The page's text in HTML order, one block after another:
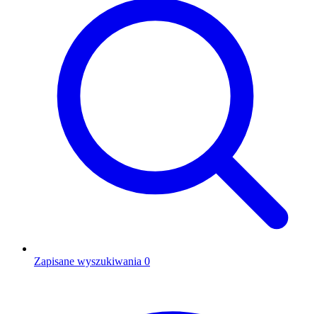
Zapisane wyszukiwania 0